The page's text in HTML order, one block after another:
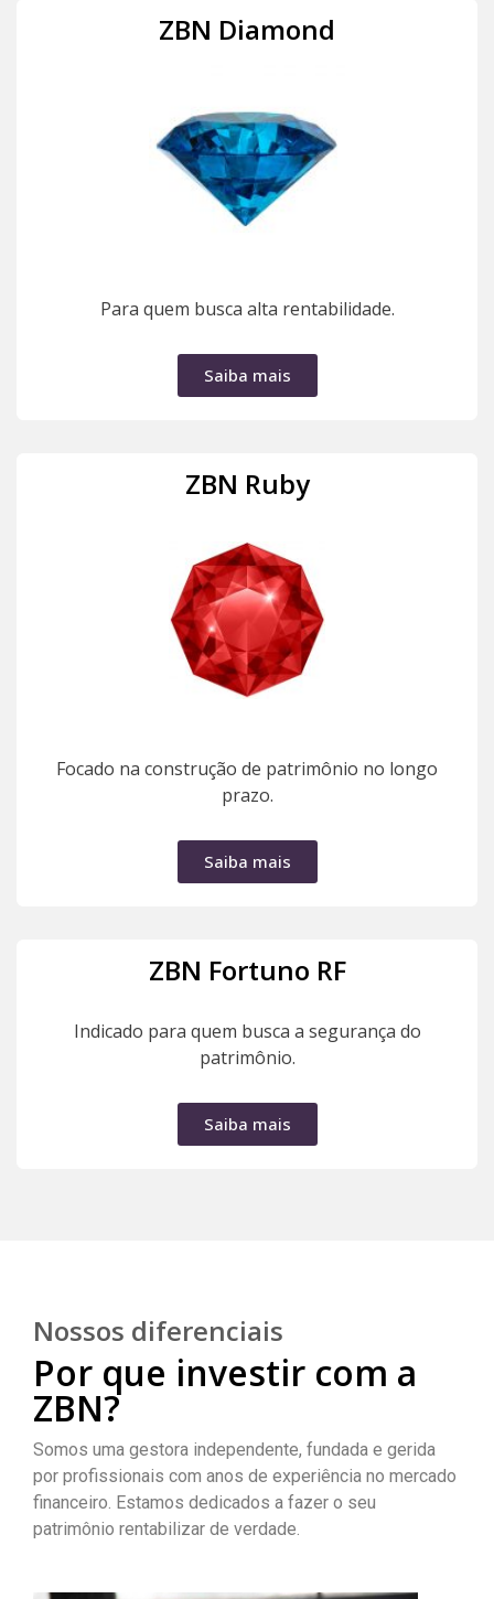
ZBN Diamond
Para quem busca alta rentabilidade.
Saiba mais
ZBN Ruby
Focado na construção de patrimônio no longo
prazo.
Saiba mais
ZBN Fortuno RF
Indicado para quem busca a segurança do
patrimônio.
Saiba mais
Nossos diferenciais
Por que investir com a
ZBN?
Somos uma gestora independente, fundada e gerida
por profissionais com anos de experiência no mercado
financeiro. Estamos dedicados a fazer o seu
patrimônio rentabilizar de verdade.